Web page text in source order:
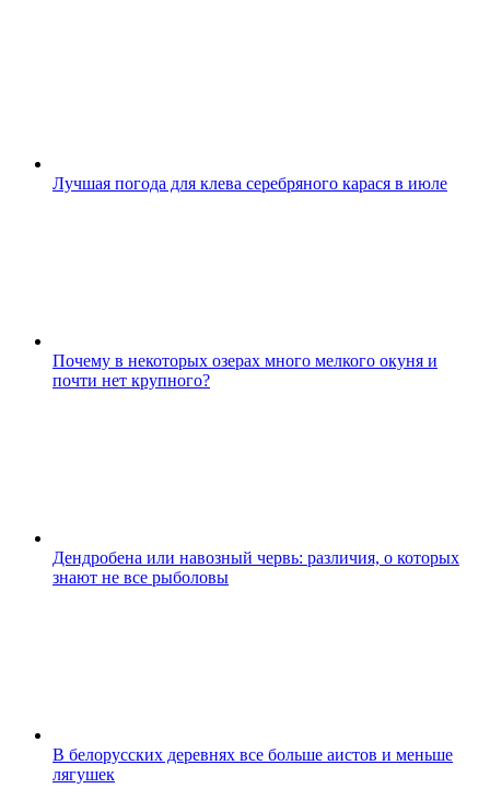
Лучшая погода для клева серебряного карася в июле
Почему в некоторых озерах много мелкого окуня и
почти нет крупного?
Дендробена или навозный червь: различия, о которых
знают не все рыболовы
В белорусских деревнях все больше аистов и меньше
лягушек